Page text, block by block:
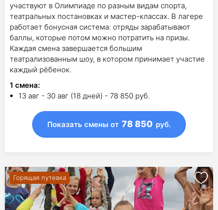
участвуют в Олимпиаде по разным видам спорта,
театральных постановках и мастер-классах. В лагере
работает бонусная система: отряды зарабатывают
баллы, которые потом можно потратить на призы.
Каждая смена завершается большим
театрализованным шоу, в котором принимает участие
каждый рёбенок.
1 смена:
13 авг - 30 авг (18 дней) - 78 850 руб.
Показать смены от 78 850 руб.
Горящая путевка